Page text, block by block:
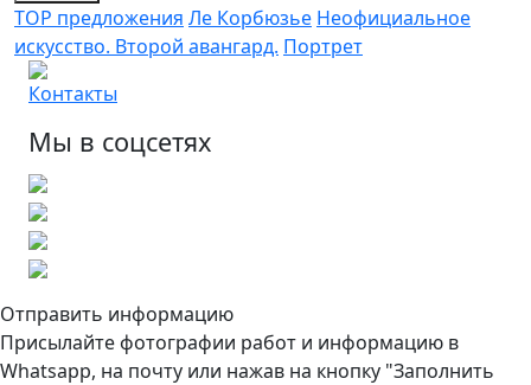
TOP предложения Ле Корбюзье Неофициальное
искусство. Второй авангард. Портрет
Контакты
Мы в соцсетях
Отправить информацию
Присылайте фотографии работ и информацию в
Whatsapp, на почту или нажав на кнопку "Заполнить